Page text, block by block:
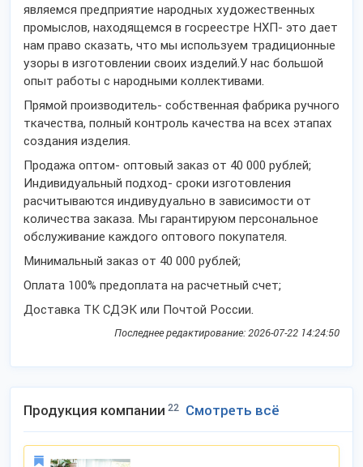
являемся предприятие народных художественных
промыслов, находящемся в госреестре НХП- это дает
нам право сказать, что мы используем традиционные
узоры в изготовлении своих изделий.У нас большой
опыт работы с народными коллективами.
Прямой производитель- собственная фабрика ручного
ткачества, полный контроль качества на всех этапах
создания изделия.
Продажа оптом- оптовый заказ от 40 000 рублей;
Индивидуальный подход- сроки изготовления
расчитываются индивудуально в зависимости от
количества заказа. Мы гарантируюм персональное
обслуживание каждого оптового покупателя.
Минимальный заказ от 40 000 рублей;
Оплата 100% предоплата на расчетный счет;
Доставка ТК СДЭК или Почтой России.
Последнее редактирование: 2026-07-22 14:24:50
Продукция компании 22 Смотреть всё